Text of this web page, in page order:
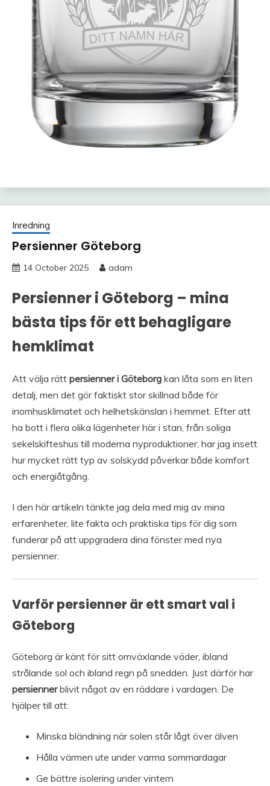
Inredning
Persienner Göteborg
14 October 2025 adam
Persienner i Göteborg – mina
bästa tips för ett behagligare
hemklimat
Att välja rätt persienner i Göteborg kan låta som en liten
detalj, men det gör faktiskt stor skillnad både för
inomhusklimatet och helhetskänslan i hemmet. Efter att
ha bott i flera olika lägenheter här i stan, från soliga
sekelskifteshus till moderna nyproduktioner, har jag insett
hur mycket rätt typ av solskydd påverkar både komfort
och energiåtgång.
I den här artikeln tänkte jag dela med mig av mina
erfarenheter, lite fakta och praktiska tips för dig som
funderar på att uppgradera dina fönster med nya
persienner.
Varför persienner är ett smart val i
Göteborg
Göteborg är känt för sitt omväxlande väder, ibland
strålande sol och ibland regn på snedden. Just därför har
persiennerblivit något av en räddare i vardagen. De
hjälper till att:
Minska bländning när solen står lågt över älven
Hålla värmen ute under varma sommardagar
Ge bättre isolering under vintern